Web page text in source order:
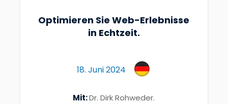
Optimieren Sie Web-Erlebnisse
in Echtzeit.
18. Juni 2024
Mit:Dr. Dirk Rohweder.